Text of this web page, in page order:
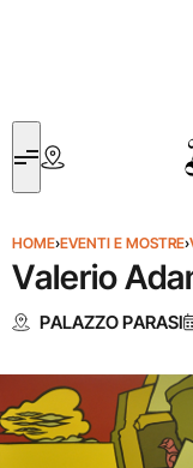
HOME›EVENTI E MOSTRE›
Valerio
PALAZZO PARASI